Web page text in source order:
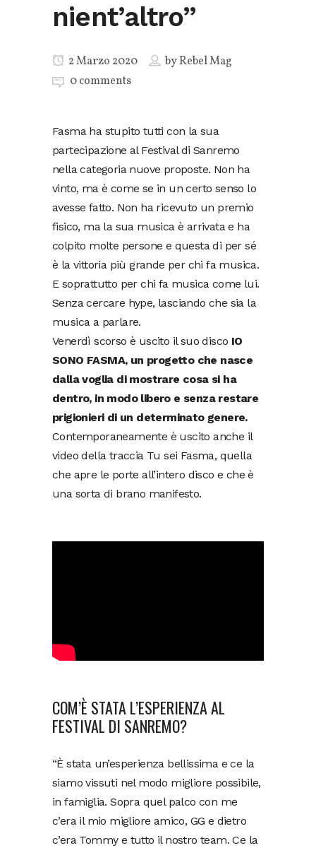
nient’altro”
2 Marzo 2020 byRebel Mag
0 comments
Fasma ha stupito tutti con la sua
partecipazione al Festival di Sanremo
nella categoria nuove proposte. Non ha
vinto, ma è come se in un certo senso lo
avesse fatto. Non ha ricevuto un premio
fisico, ma la sua musica è arrivata e ha
colpito molte persone e questa di per sé
è la vittoria più grande per chi fa musica.
E soprattutto per chi fa musica come lui.
Senza cercare hype, lasciando che sia la
musica a parlare.
Venerdì scorso è uscito il suo disco IO
SONO FASMA, un progetto che nasce
dalla voglia di mostrare cosa si ha
dentro, in modo libero e senza restare
prigionieri di un determinato genere.
Contemporaneamente è uscito anche il
video della traccia Tu sei Fasma, quella
che apre le porte all’intero disco e che è
una sorta di brano manifesto.
COM’È STATA L’ESPERIENZA AL
FESTIVAL DI SANREMO?
“È stata un’esperienza bellissima e ce la
siamo vissuti nel modo migliore possibile,
in famiglia. Sopra quel palco con me
c’era il mio migliore amico, GG e dietro
c’era Tommy e tutto il nostro team. Ce la